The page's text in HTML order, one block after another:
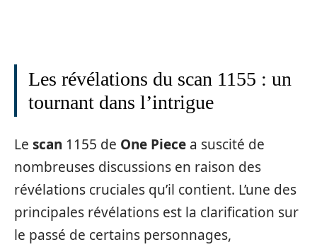
Les révélations du scan 1155 : un
tournant dans l’intrigue
Le scan 1155 de One Piece a suscité de
nombreuses discussions en raison des
révélations cruciales qu’il contient. L’une des
principales révélations est la clarification sur
le passé de certains personnages,